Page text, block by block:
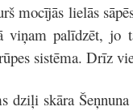
mocījās lielās
viņam palīdzēt, jo
sistēma. Drīz
dziļi skāra